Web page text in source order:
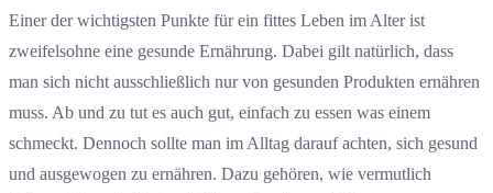
Einer der wichtigsten Punkte für ein fittes Leben im Alter ist
zweifelsohne eine gesunde Ernährung. Dabei gilt natürlich, dass
man sich nicht ausschließlich nur von gesunden Produkten ernähren
muss. Ab und zu tut es auch gut, einfach zu essen was einem
schmeckt. Dennoch sollte man im Alltag darauf achten, sich gesund
und ausgewogen zu ernähren. Dazu gehören, wie vermutlich